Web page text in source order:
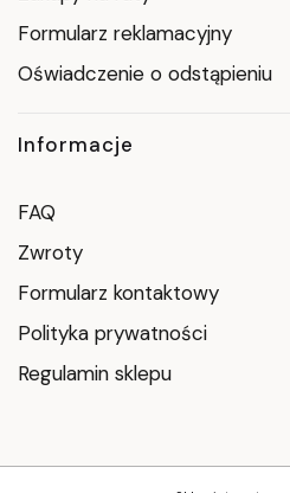
Formularz reklamacyjny
Oświadczenie o odstąpieniu
Informacje
FAQ
Zwroty
Formularz kontaktowy
Polityka prywatności
Regulamin sklepu